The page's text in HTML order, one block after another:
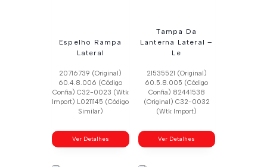
Espelho Rampa
Lateral
20716739 (Original)
60.4.8.006 (Código
Confia) C32-0023 (Wtk
Import) L0211145 (Código
Similar)
Ver Detalhes
Tampa Da
Lanterna Lateral –
Le
21535521 (Original)
60.5.8.005 (Código
Confia) 82441538
(Original) C32-0032
(Wtk Import)
Ver Detalhes